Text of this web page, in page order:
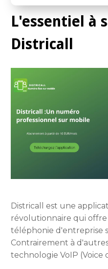
L'essentiel à
Districall
Districall est une
révolutionnaire qui
téléphonie d'entreprise
Contrairement à
technologie VoIP (Voice